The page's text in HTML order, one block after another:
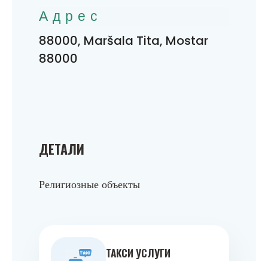
ДЕТАЛИ
Религиозные объекты
ТАКСИ УСЛУГИ
Адрес
88000, Maršala Tita, Mostar
88000